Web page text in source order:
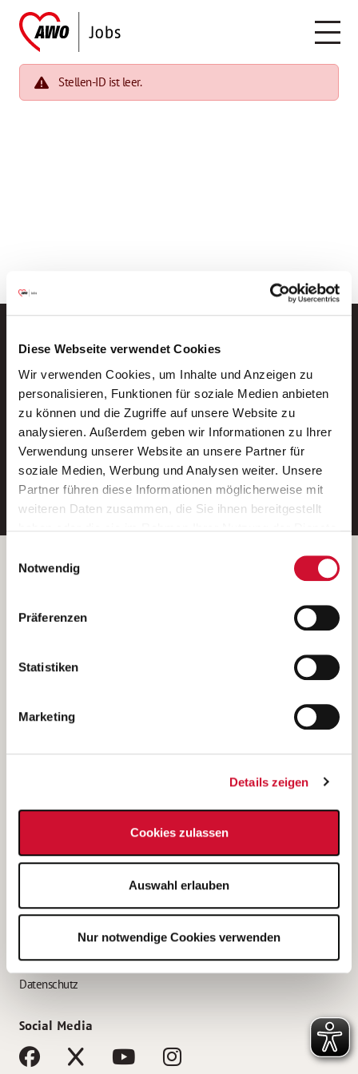
Diese Webseite verwendet Cookies
Wir verwenden Cookies, um Inhalte und Anzeigen zu
personalisieren, Funktionen für soziale Medien anbieten
zu können und die Zugriffe auf unsere Website zu
analysieren. Außerdem geben wir Informationen zu Ihrer
Verwendung unserer Website an unsere Partner für
soziale Medien, Werbung und Analysen weiter. Unsere
Partner führen diese Informationen möglicherweise mit
weiteren Daten zusammen, die Sie ihnen bereitgestellt
Wenn Sie auf „Cookies zulassen“ klicken, so stimmen
Sie der Speicherung sämtlicher Cookies zu. Sie können
Ihre Einwilligung selbstverständlich jederzeit widerrufen,
indem Sie die Cookie-Einstellungen aufrufen und diese
unsererDatenschutzerklärung
Notwendig
Präferenzen
Statistiken
Marketing
Details zeigen
Cookies zulassen
Auswahl erlauben
Nur notwendige Cookies verwenden
Stellen-ID ist leer.
Neue Stellen per E-Mail.
Ein kostenloser Service von AWO
Jobs.
E-Mail-Adresse eintragen
Betreiber der Webseite
Kantstraße 45a
(Ein Tochterunternehmen des AWO Bezirksverbandes Unterfranken
e.V.)
Bewerbung als Altenpflegehelfer*in
Bewerbung als Erzieher*in
AWO Gliederungen nach Bundesland
Impressum
Datenschutz
Social Media